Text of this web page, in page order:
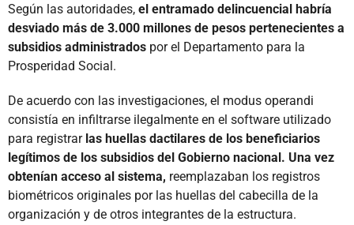
Según las autoridades, el entramado delincuencial habría
desviado más de 3.000 millones de pesos pertenecientes a
subsidios administrados por el Departamento para la
Prosperidad Social.
De acuerdo con las investigaciones, el modus operandi
consistía en infiltrarse ilegalmente en el software utilizado
para registrar las huellas dactilares de los beneficiarios
legítimos de los subsidios del Gobierno nacional. Una vez
obtenían acceso al sistema, reemplazaban los registros
biométricos originales por las huellas del cabecilla de la
organización y de otros integrantes de la estructura.